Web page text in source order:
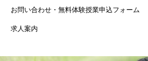
お問い合わせ・無料体験授業申込フォーム
求人案内